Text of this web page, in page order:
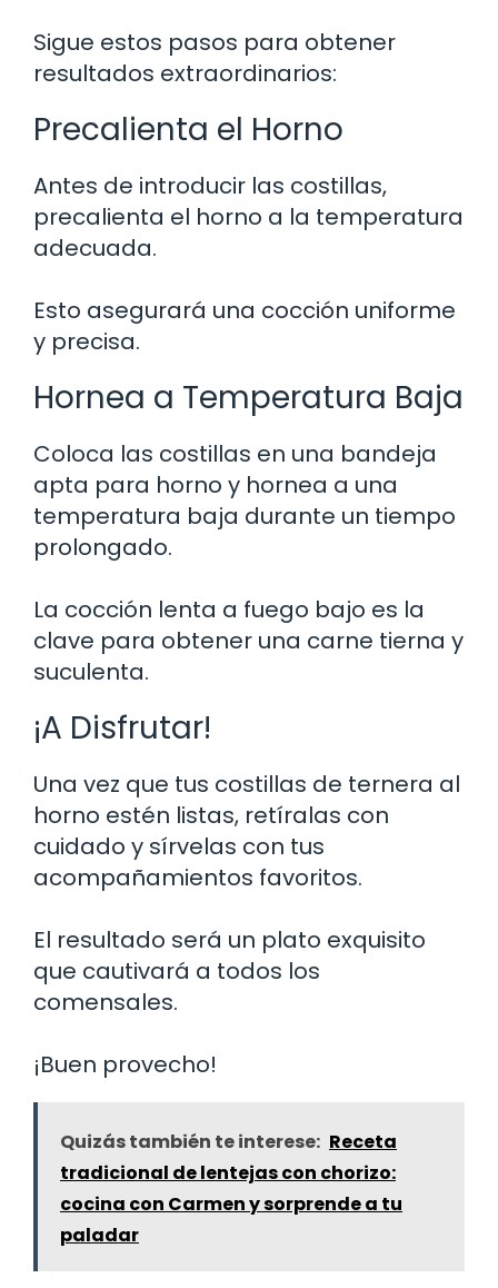
Sigue estos pasos para obtener
resultados extraordinarios:
Precalienta el Horno
Antes de introducir las costillas,
precalienta el horno a la temperatura
adecuada.
Esto asegurará una cocción uniforme
y precisa.
Hornea a Temperatura Baja
Coloca las costillas en una bandeja
apta para horno y hornea a una
temperatura baja durante un tiempo
prolongado.
La cocción lenta a fuego bajo es la
clave para obtener una carne tierna y
suculenta.
¡A Disfrutar!
Una vez que tus costillas de ternera al
horno estén listas, retíralas con
cuidado y sírvelas con tus
acompañamientos favoritos.
El resultado será un plato exquisito
que cautivará a todos los
comensales.
¡Buen provecho!
Quizás también te interese: Receta
tradicional de lentejas con chorizo:
cocina con Carmen y sorprende a tu
paladar